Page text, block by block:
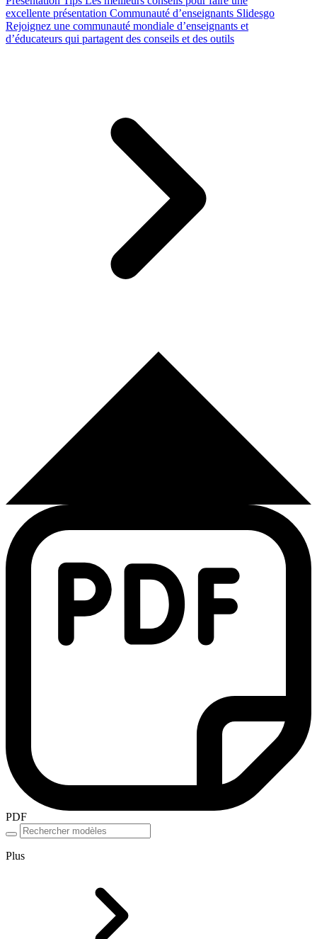
excellente présentation Communauté d’enseignants Slidesgo
Rejoignez une communauté mondiale d’enseignants et
d’éducateurs qui partagent des conseils et des outils
PDF
Plus